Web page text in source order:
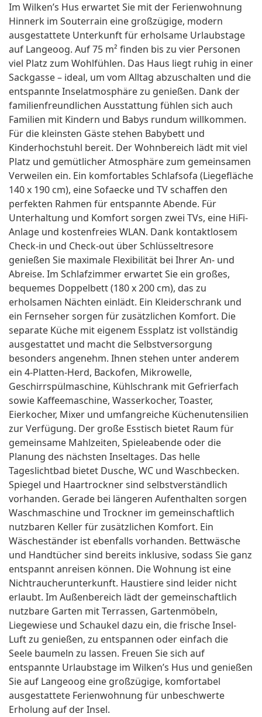
Im Wilken’s Hus erwartet Sie mit der Ferienwohnung
Hinnerk im Souterrain eine großzügige, modern
ausgestattete Unterkunft für erholsame Urlaubstage
auf Langeoog. Auf 75 m² finden bis zu vier Personen
viel Platz zum Wohlfühlen. Das Haus liegt ruhig in einer
Sackgasse – ideal, um vom Alltag abzuschalten und die
entspannte Inselatmosphäre zu genießen. Dank der
familienfreundlichen Ausstattung fühlen sich auch
Familien mit Kindern und Babys rundum willkommen.
Für die kleinsten Gäste stehen Babybett und
Kinderhochstuhl bereit. Der Wohnbereich lädt mit viel
Platz und gemütlicher Atmosphäre zum gemeinsamen
Verweilen ein. Ein komfortables Schlafsofa (Liegefläche
140 x 190 cm), eine Sofaecke und TV schaffen den
perfekten Rahmen für entspannte Abende. Für
Unterhaltung und Komfort sorgen zwei TVs, eine HiFi-
Anlage und kostenfreies WLAN. Dank kontaktlosem
Check-in und Check-out über Schlüsseltresore
genießen Sie maximale Flexibilität bei Ihrer An- und
Abreise. Im Schlafzimmer erwartet Sie ein großes,
bequemes Doppelbett (180 x 200 cm), das zu
erholsamen Nächten einlädt. Ein Kleiderschrank und
ein Fernseher sorgen für zusätzlichen Komfort. Die
separate Küche mit eigenem Essplatz ist vollständig
ausgestattet und macht die Selbstversorgung
besonders angenehm. Ihnen stehen unter anderem
ein 4-Platten-Herd, Backofen, Mikrowelle,
Geschirrspülmaschine, Kühlschrank mit Gefrierfach
sowie Kaffeemaschine, Wasserkocher, Toaster,
Eierkocher, Mixer und umfangreiche Küchenutensilien
zur Verfügung. Der große Esstisch bietet Raum für
gemeinsame Mahlzeiten, Spieleabende oder die
Planung des nächsten Inseltages. Das helle
Tageslichtbad bietet Dusche, WC und Waschbecken.
Spiegel und Haartrockner sind selbstverständlich
vorhanden. Gerade bei längeren Aufenthalten sorgen
Waschmaschine und Trockner im gemeinschaftlich
nutzbaren Keller für zusätzlichen Komfort. Ein
Wäscheständer ist ebenfalls vorhanden. Bettwäsche
und Handtücher sind bereits inklusive, sodass Sie ganz
entspannt anreisen können. Die Wohnung ist eine
Nichtraucherunterkunft. Haustiere sind leider nicht
erlaubt. Im Außenbereich lädt der gemeinschaftlich
nutzbare Garten mit Terrassen, Gartenmöbeln,
Liegewiese und Schaukel dazu ein, die frische Insel-
Luft zu genießen, zu entspannen oder einfach die
Seele baumeln zu lassen. Freuen Sie sich auf
entspannte Urlaubstage im Wilken’s Hus und genießen
Sie auf Langeoog eine großzügige, komfortabel
ausgestattete Ferienwohnung für unbeschwerte
Erholung auf der Insel.